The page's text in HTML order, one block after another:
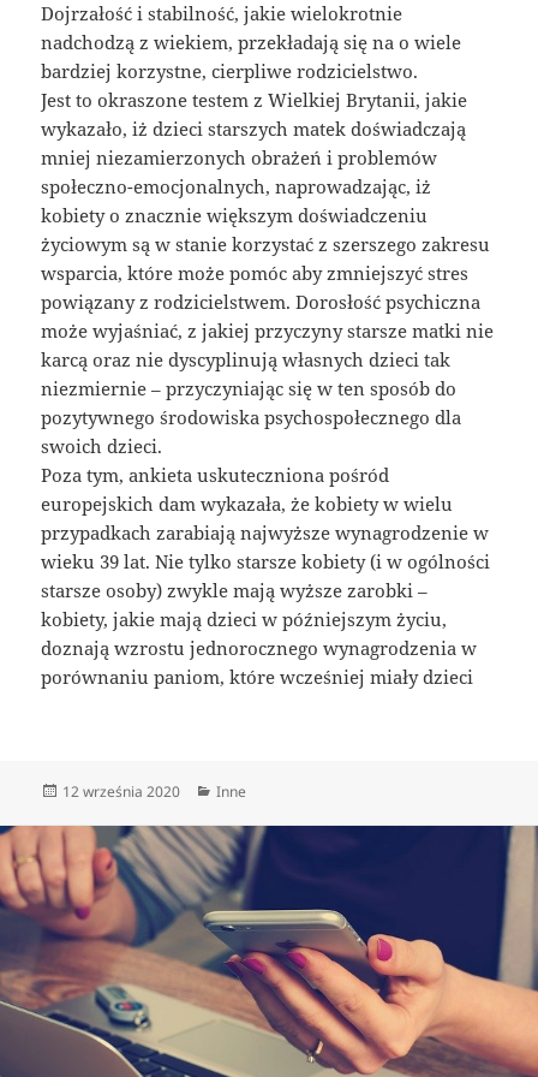
Dojrzałość i stabilność, jakie wielokrotnie
nadchodzą z wiekiem, przekładają się na o wiele
bardziej korzystne, cierpliwe rodzicielstwo.
Jest to okraszone testem z Wielkiej Brytanii, jakie
wykazało, iż dzieci starszych matek doświadczają
mniej niezamierzonych obrażeń i problemów
społeczno-emocjonalnych, naprowadzając, iż
kobiety o znacznie większym doświadczeniu
życiowym są w stanie korzystać z szerszego zakresu
wsparcia, które może pomóc aby zmniejszyć stres
powiązany z rodzicielstwem. Dorosłość psychiczna
może wyjaśniać, z jakiej przyczyny starsze matki nie
karcą oraz nie dyscyplinują własnych dzieci tak
niezmiernie – przyczyniając się w ten sposób do
pozytywnego środowiska psychospołecznego dla
swoich dzieci.
Poza tym, ankieta uskuteczniona pośród
europejskich dam wykazała, że kobiety w wielu
przypadkach zarabiają najwyższe wynagrodzenie w
wieku 39 lat. Nie tylko starsze kobiety (i w ogólności
starsze osoby) zwykle mają wyższe zarobki –
kobiety, jakie mają dzieci w późniejszym życiu,
doznają wzrostu jednorocznego wynagrodzenia w
porównaniu paniom, które wcześniej miały dzieci
Data
12 września 2020 Kategorie
Inne